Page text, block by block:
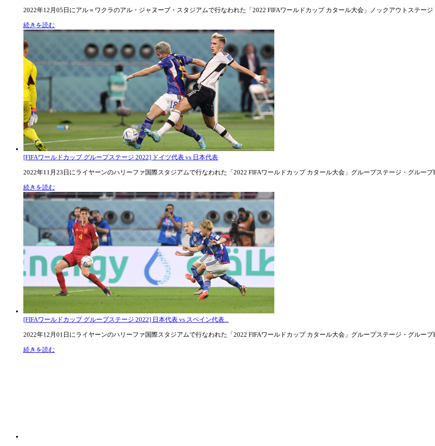
2022年12月05日にアル＝ワクラのアル・ジャヌーブ・スタジアムで行なわれた「2022 FIFAワールドカップ カタール大会」ノックアウトステージ
続きを読む
[FIFAワールドカップ グループステージ 2022] ドイツ代表 vs 日本代表
2022年11月23日にライヤーンのハリーファ国際スタジアムで行なわれた「2022 FIFAワールドカップ カタール大会」グループステージ・グループ
続きを読む
[FIFAワールドカップ グループステージ 2022] 日本代表 vs スペイン代表...
2022年12月01日にライヤーンのハリーファ国際スタジアムで行なわれた「2022 FIFAワールドカップ カタール大会」グループステージ・グループ
続きを読む